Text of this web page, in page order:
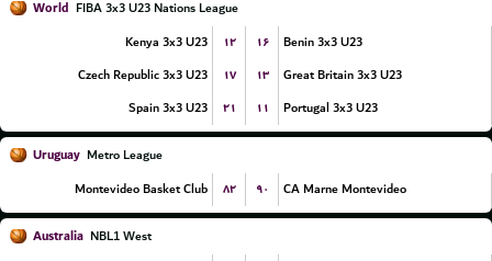
World FIBA 3x3 U23 Nations League
Kenya 3x3 U23
۱۲ ۱۶
Benin 3x3 U23
Czech Republic 3x3 U23
۱۷ ۱۳
Great Britain 3x3 U23
Spain 3x3 U23
۲۱ ۱۱ Portugal 3x3 U23
Uruguay Metro League
Montevideo Basket Club
۸۲ ۹۰ CA Marne Montevideo
Australia NBL1 West